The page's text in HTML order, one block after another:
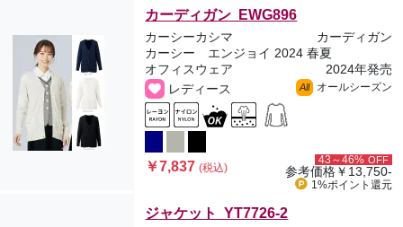
カーディガン EWG896
カーシーカシマ
カーディガン
カーシー エンジョイ 2024 春夏
オフィスウェア
2024年発売
レディース
All オールシーズン
￥7,837(税込)
43～46% OFF
参考価格￥13,750-
1%ポイント 還元
ジャケット YT7726-2